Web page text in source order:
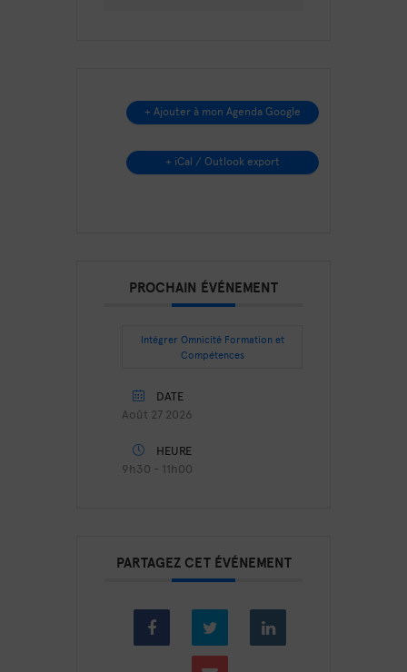
+ Ajouter à mon Agenda Google
+ iCal / Outlook export
PROCHAIN ÉVÉNEMENT
Intégrer Omnicité Formation et
Compétences
DATE
Août 27 2026
HEURE
9h30 - 11h00
PARTAGEZ CET ÉVÉNEMENT